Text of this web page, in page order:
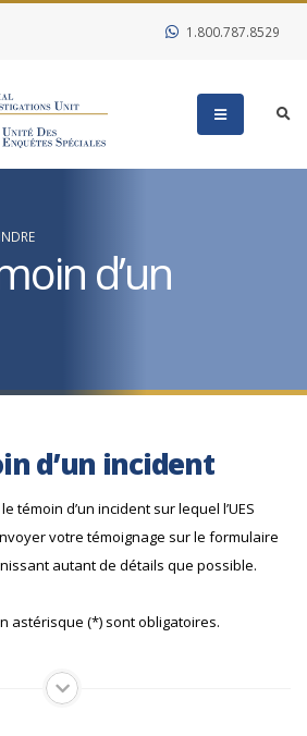
1.800.787.8529
d’un
d’un incident
témoin d’un incident sur lequel l’UES
votre témoignage sur le formulaire
autant de détails que possible.
astérisque (*) sont obligatoires.